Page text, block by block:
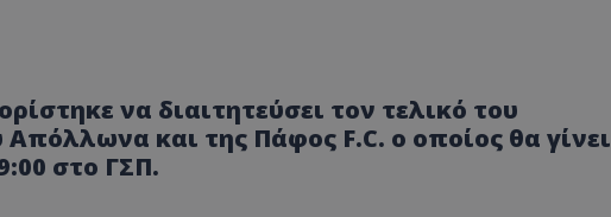
να διαιτητεύσει τον τελικό του
και της Πάφος F.C. ο οποίος θα γίνει
στο ΓΣΠ.